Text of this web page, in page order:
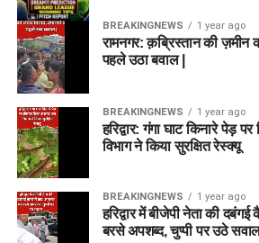
BREAKINGNEWS 1 year ago
रामनगर: क़ब्रिस्तान की ज़मीन
पहले उठा बवाल |
BREAKINGNEWS 1 year ago
हरिद्वार: गंगा घाट किनारे पेड़
विभाग ने किया सुरक्षित रेस्क्यू
BREAKINGNEWS 1 year ago
हरिद्वार में बीजेपी नेता की
बरसे अपशब्द, चुप्पी पर उठे